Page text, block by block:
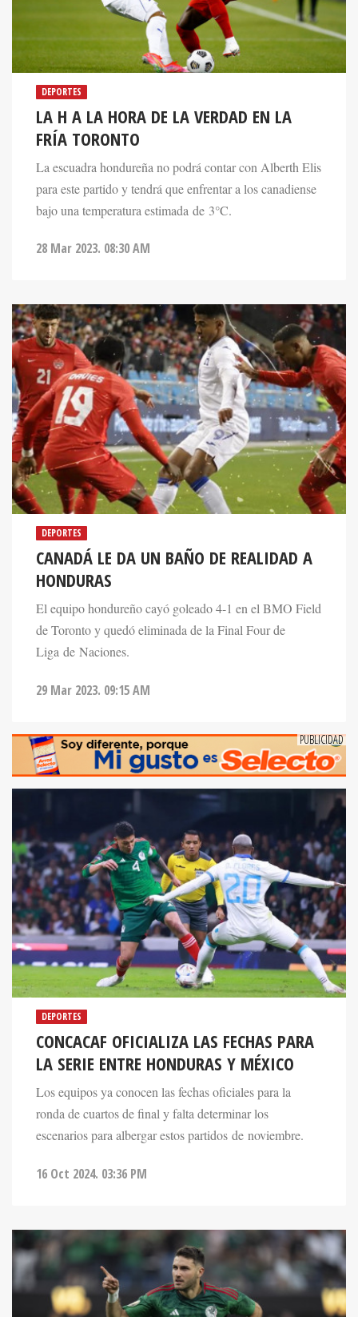
DEPORTES
LA H A LA HORA DE LA VERDAD EN LA
FRÍA TORONTO
La escuadra hondureña no podrá contar con Alberth Elis
para este partido y tendrá que enfrentar a los canadiense
bajo una temperatura estimada de 3°C.
28 Mar 2023. 08:30 AM
DEPORTES
CANADÁ LE DA UN BAÑO DE REALIDAD A
HONDURAS
El equipo hondureño cayó goleado 4-1 en el BMO Field
de Toronto y quedó eliminada de la Final Four de
Liga de Naciones.
29 Mar 2023. 09:15 AM
DEPORTES
CONCACAF OFICIALIZA LAS FECHAS PARA
LA SERIE ENTRE HONDURAS Y MÉXICO
Los equipos ya conocen las fechas oficiales para la
ronda de cuartos de final y falta determinar los
escenarios para albergar estos partidos de noviembre.